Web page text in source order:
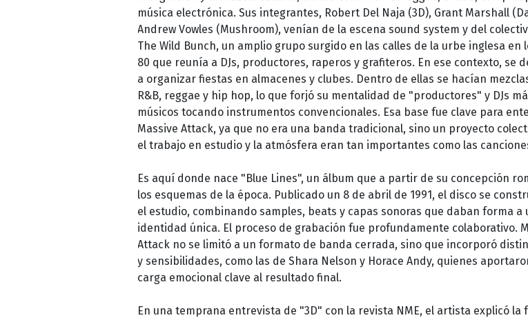
música electrónica. Sus integrantes, Robert Del Naja (3D), Grant Marshall
Andrew Vowles (Mushroom), venían de la escena sound system y del
The Wild Bunch, un amplio grupo surgido en las calles de la urbe inglesa en
80 que reunía a DJs, productores, raperos y grafiteros. En ese contexto, se
a organizar fiestas en almacenes y clubes. Dentro de ellas se hacían
R&B, reggae y hip hop, lo que forjó su mentalidad de "productores" y DJs
músicos tocando instrumentos convencionales. Esa base fue clave para
Massive Attack, ya que no era una banda tradicional, sino un proyecto
el trabajo en estudio y la atmósfera eran tan importantes como las
Es aquí donde nace "Blue Lines", un álbum que a partir de su concepción
los esquemas de la época. Publicado un 8 de abril de 1991, el disco se
el estudio, combinando samples, beats y capas sonoras que daban forma a
identidad única. El proceso de grabación fue profundamente colaborativo.
Attack no se limitó a un formato de banda cerrada, sino que incorporó
y sensibilidades, como las de Shara Nelson y Horace Andy, quienes
carga emocional clave al resultado final.
En una temprana entrevista de "3D" con la revista NME, el artista explicó la